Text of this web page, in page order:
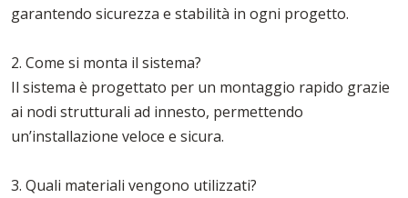
garantendo sicurezza e stabilità in ogni progetto.
2. Come si monta il sistema?
Il sistema è progettato per un montaggio rapido grazie
ai nodi strutturali ad innesto, permettendo
un’installazione veloce e sicura.
3. Quali materiali vengono utilizzati?